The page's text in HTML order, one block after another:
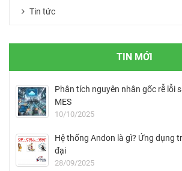
Tin tức
TIN MỚI
Phân tích nguyên nhân gốc rễ lỗi
MES
10/10/2025
Hệ thống Andon là gì? Ứng dụng
đại
28/09/2025